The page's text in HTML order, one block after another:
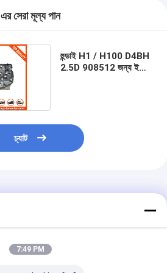
এর সেরা মূল্য পান
হুন্ডাই H1 / H100 D4BH
2.5D 908512 জন্য ইঞ্জিন
চ্যাট
7:49 PM